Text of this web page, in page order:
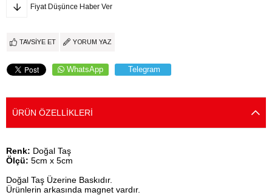
Fiyat Düşünce Haber Ver
TAVSIYE ET YORUM YAZ
WhatsApp Telegram
ÜRÜN ÖZELLIKLERI
Renk: Doğal Taş
Ölçü: 5cm x 5cm
Doğal Taş Üzerine Baskıdır.
Ürünlerin arkasında magnet vardır.